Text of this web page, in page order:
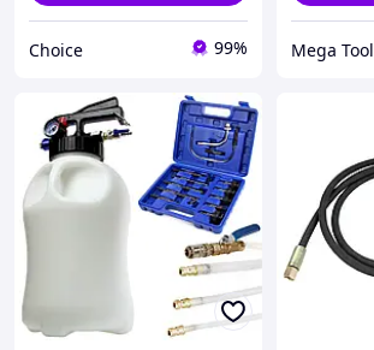
Choice 99% Mega Tool